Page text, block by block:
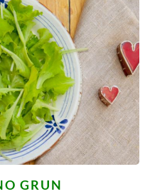
GRUN